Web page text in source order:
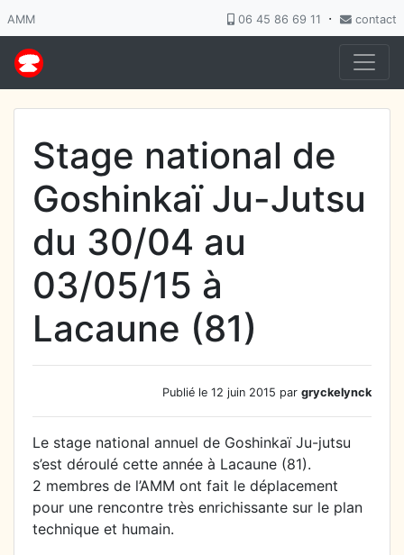
AMM 06 45 86 69 11 · contact
Stage national de
Goshinkaï Ju-Jutsu
du 30/04 au
03/05/15 à
Lacaune (81)
Publié le 12 juin 2015 par gryckelynck
Le stage national annuel de Goshinkaï Ju-jutsu
s’est déroulé cette année à Lacaune (81).
2 membres de l’AMM ont fait le déplacement
pour une rencontre très enrichissante sur le plan
technique et humain.